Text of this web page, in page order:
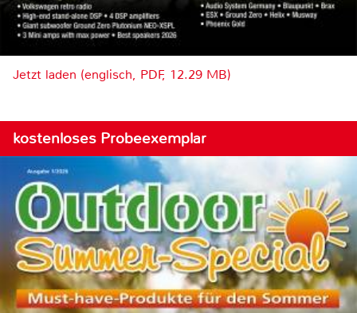
Jetzt laden (englisch, PDF, 12.29 MB)
kostenloses Probeexemplar